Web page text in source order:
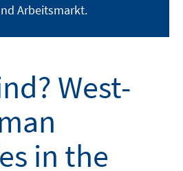
Arbeitsmarkt.
West-
in the